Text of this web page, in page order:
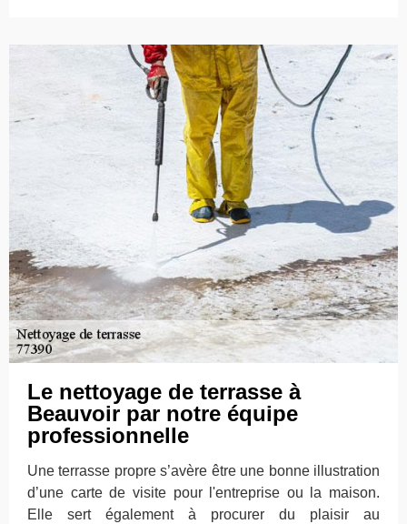
Le nettoyage de terrasse à
Beauvoir par notre équipe
professionnelle
Une terrasse propre s’avère être une bonne illustration
d’une carte de visite pour l'entreprise ou la maison.
Elle sert également à procurer du plaisir au